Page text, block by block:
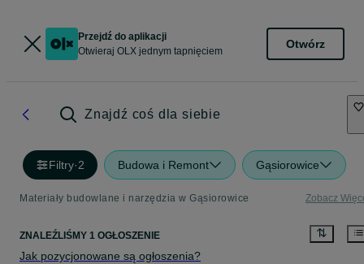
Przejdź do aplikacji
Otwieraj OLX jednym tapnięciem
Otwórz
Znajdź coś dla siebie
Filtry·2 Budowa i Remont Gąsiorowice
Materiały budowlane i narzędzia w Gąsiorowice Zobacz
ZNALEŹLIŚMY 1 OGŁOSZENIE
Jak pozycjonowane są ogłoszenia?